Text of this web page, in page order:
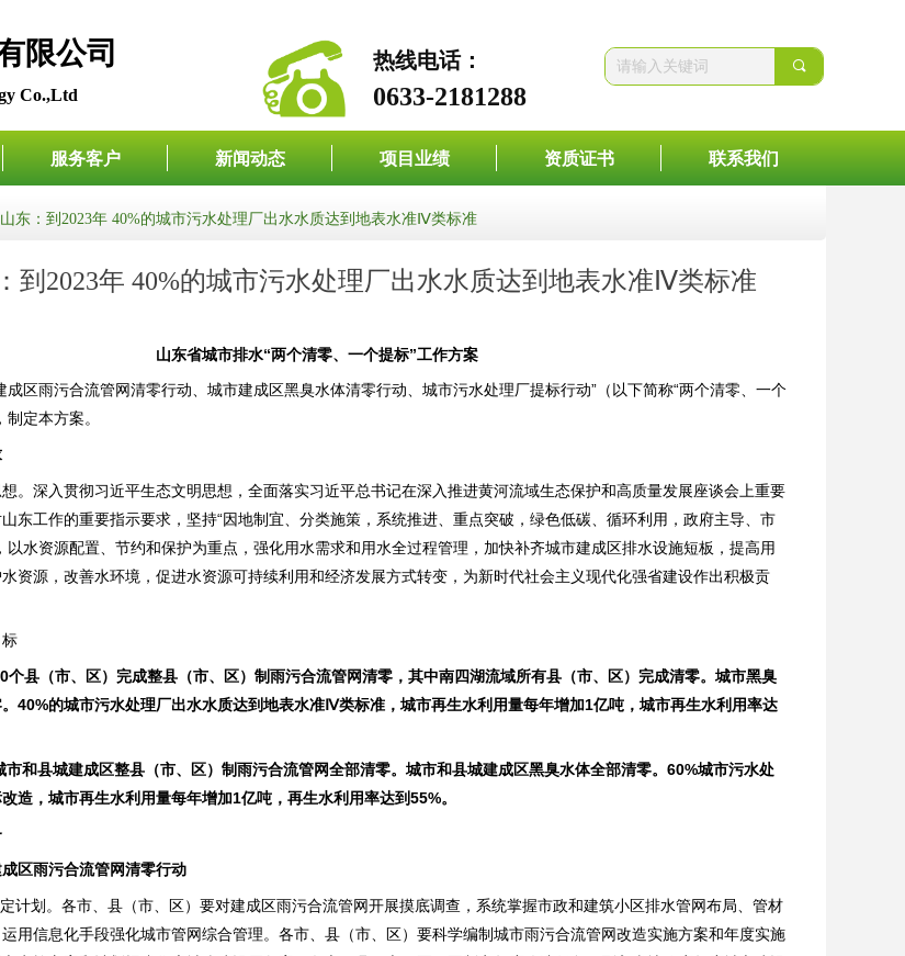
限公司
Co.,Ltd
热线电话：
0633-2181288
끠
服务客户 新闻动态 项目业绩 资质证书 联系我们
山东：到2023年 40%的城市污水处理厂出水水质达到地表水准Ⅳ类标准
省城市排水“两个清零、一个提标”工作方案
成区雨污合流管网清零行动、城市建成区黑臭水体清零行动、城市污水处理厂提标行动”（以下简称“两个清零、一个
定本方案。
想。深入贯彻习近平生态文明思想，全面落实习近平总书记在深入推进黄河流域生态保护和高质量发展座谈会上重要
东工作的重要指示要求，坚持“因地制宜、分类施策，系统推进、重点突破，绿色低碳、循环利用，政府主导、市
以水资源配置、节约和保护为重点，强化用水需求和用水全过程管理，加快补齐城市建成区排水设施短板，提高用
资源，改善水环境，促进水资源可持续利用和经济发展方式转变，为新时代社会主义现代化强省建设作出积极贡
标
个县（市、区）完成整县（市、区）制雨污合流管网清零，其中南四湖流域所有县（市、区）完成清零。城市黑臭
40%的城市污水处理厂出水水质达到地表水准Ⅳ类标准，城市再生水利用量每年增加1亿吨，城市再生水利用率达
市和县城建成区整县（市、区）制雨污合流管网全部清零。城市和县城建成区黑臭水体全部清零。60%城市污水处
造，城市再生水利用量每年增加1亿吨，再生水利用率达到55%。
成区雨污合流管网清零行动
计划。各市、县（市、区）要对建成区雨污合流管网开展摸底调查，系统掌握市政和建筑小区排水管网布局、管材
用信息化手段强化城市管网综合管理。各市、县（市、区）要科学编制城市雨污合流管网改造实施方案和年度实施
到2023年 40%的城市污水处理厂出水水质达到地表水准Ⅳ类标准